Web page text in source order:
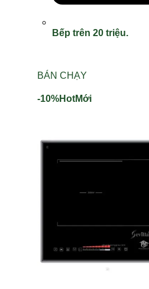
Bếp trên 20 triệu.
BÁN CHẠY
-10%HotMới